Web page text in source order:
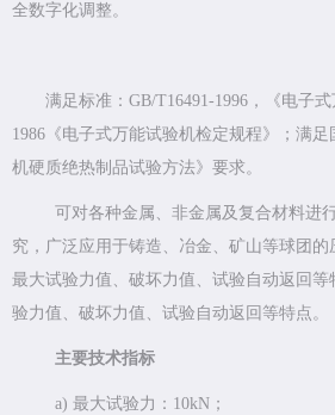
全数字化调整。
满足标准：GB/T16491-1996，《电子
1986《电子式万能试验机检定规程》；满足
机硬质绝热制品试验方法》要求。
可对各种金属、非金属及复合材料进
究，广泛应用于铸造、冶金、矿山等球团
最大试验力值、破坏力值、试验自动返回
验力值、破坏力值、试验自动返回等特点。
主要技术指标
a) 最大试验力：10kN；